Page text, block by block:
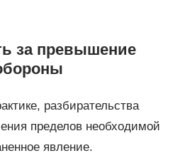
за превышение
разбирательства
пределов необходимой
явление.